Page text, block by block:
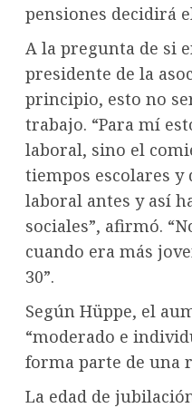
pensiones decidirá
A la pregunta de si
presidente de la
principio, esto no
trabajo. “Para mí
laboral, sino el
tiempos escolares
laboral antes y así
sociales”, afirmó.
cuando era más
30”.
Según Hüppe, el
“moderado e
forma parte de una
La edad de